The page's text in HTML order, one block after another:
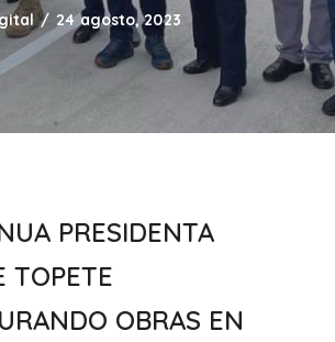
24 agosto, 2023
PRESIDENTA
TOPETE
OBRAS EN